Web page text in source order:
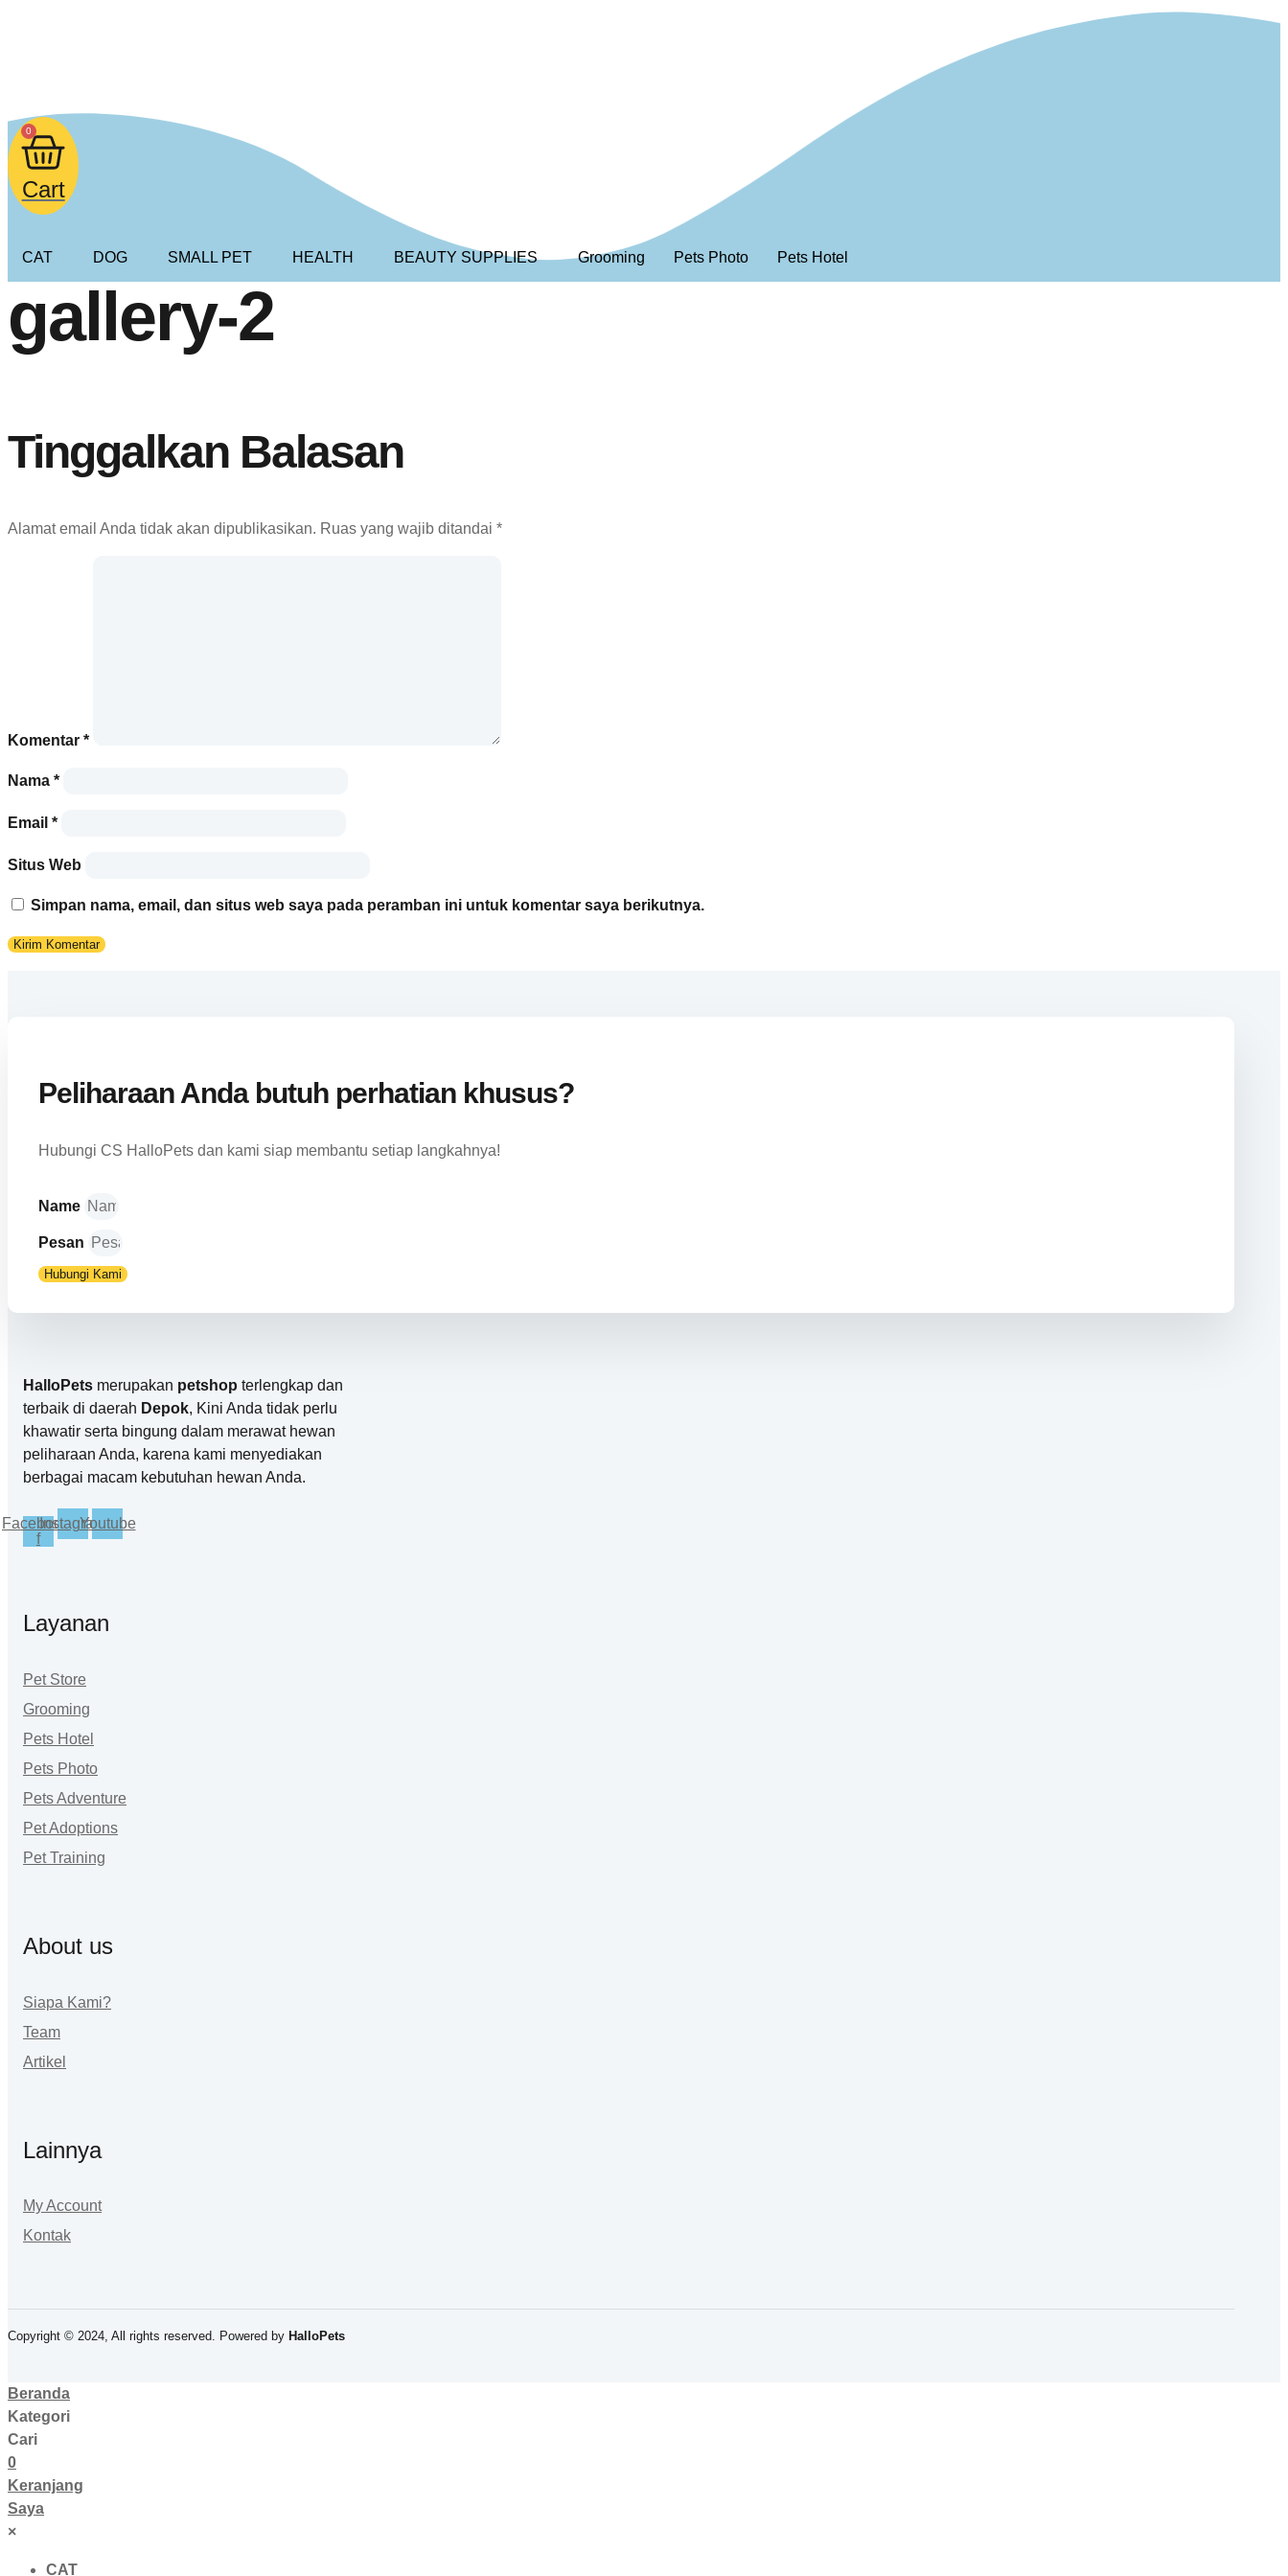
0
Cart
CAT DOG SMALL PET HEALTH BEAUTY SUPPLIES Grooming Pets Photo Pets Hotel
gallery-2
Tinggalkan Balasan
Alamat email Anda tidak akan dipublikasikan. Ruas yang wajib ditandai *
Komentar *
Nama *
Email *
Situs Web
Simpan nama, email, dan situs web saya pada peramban ini untuk komentar saya berikutnya.
Peliharaan Anda butuh perhatian khusus?
Hubungi CS HalloPets dan kami siap membantu setiap langkahnya!
Name
Pesan
Hubungi Kami
HalloPets merupakan petshop terlengkap dan
terbaik di daerah Depok, Kini Anda tidak perlu
khawatir serta bingung dalam merawat hewan
peliharaan Anda, karena kami menyediakan
berbagai macam kebutuhan hewan Anda.
Facebook-
f
InstagramYoutube
Layanan
Pet Store
Grooming
Pets Hotel
Pets Photo
Pets Adventure
Pet Adoptions
Pet Training
About us
Siapa Kami?
Team
Artikel
Lainnya
My Account
Kontak
Copyright © 2024, All rights reserved. Powered by HalloPets
Beranda
Kategori
Cari
0
Keranjang
Saya
×
CAT